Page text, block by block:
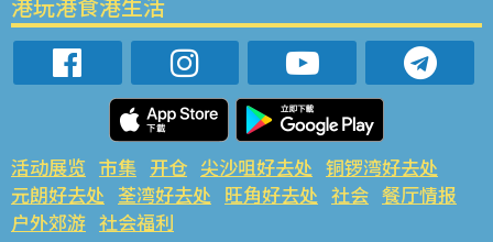
活动展览 市集 开仓 尖沙咀好去处 铜锣湾好去处
元朗好去处 荃湾好去处 旺角好去处 社会 餐厅情报
户外郊游 社会福利